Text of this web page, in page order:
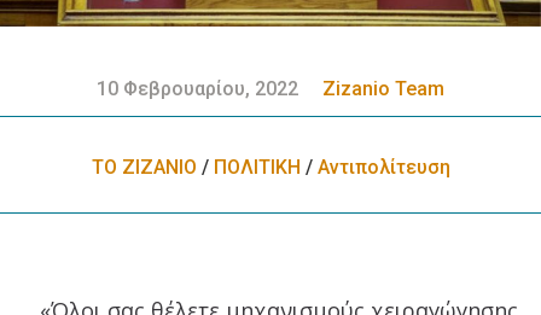
10 Φεβρουαρίου, 2022 Zizanio Team
ΤΟ ΖΙΖΑΝΙΟ / ΠΟΛΙΤΙΚΗ / Αντιπολίτευση